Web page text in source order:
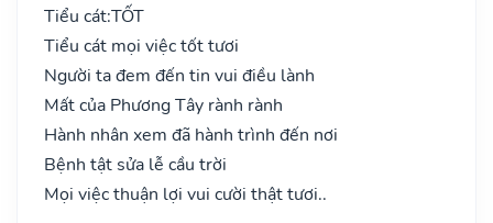
Tiểu cát:TỐT
Tiểu cát mọi việc tốt tươi
Người ta đem đến tin vui điều lành
Mất của Phương Tây rành rành
Hành nhân xem đã hành trình đến nơi
Bệnh tật sửa lễ cầu trời
Mọi việc thuận lợi vui cười thật tươi..